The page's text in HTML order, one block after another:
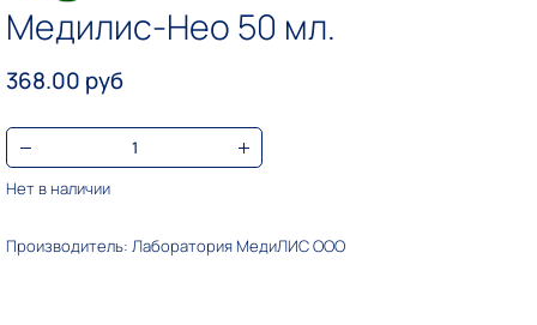
Медилис-Нео 50 мл.
368.00 руб
Нет в наличии
Производитель: Лаборатория МедиЛИС ООО